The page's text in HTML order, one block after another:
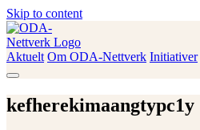
Skip to content
Aktuelt Om ODA-Nettverk Initiativer
kefherekimaangtypc1y